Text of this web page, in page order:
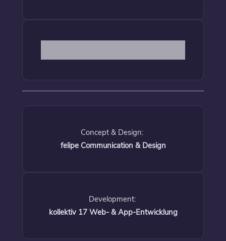
Concept & Design:
felipe Communication & Design
Development:
kollektiv 17 Web- & App-Entwicklung